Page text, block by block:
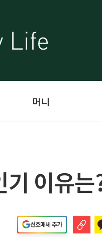
머니
이유는
선호매체 추가